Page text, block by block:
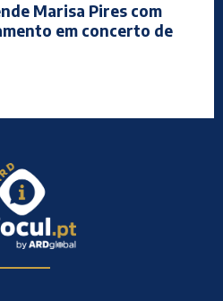
Marisa Pires com
em concerto de